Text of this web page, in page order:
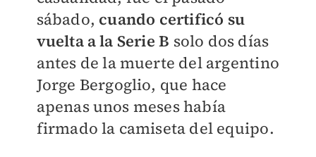
sábado, cuando certificó su
vuelta a la Serie B solo dos días
antes de la muerte del argentino
Jorge Bergoglio, que hace
apenas unos meses había
firmado la camiseta del equipo.